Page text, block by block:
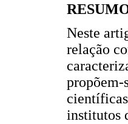
Neste
relação
propõem-
institutos